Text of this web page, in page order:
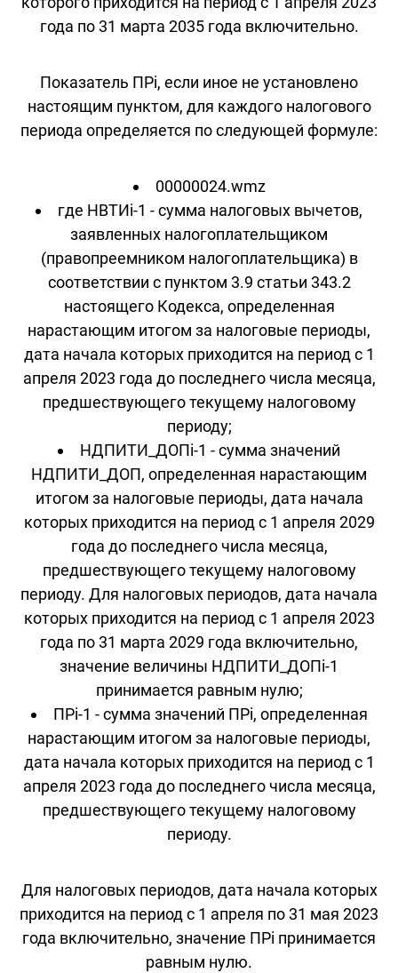
года по 31 марта 2035 года включительно.
Показатель ПРi, если иное не установлено
настоящим пунктом, для каждого налогового
периода определяется по следующей формуле:
00000024.wmz
где НВТИi-1 - сумма налоговых вычетов,
заявленных налогоплательщиком
(правопреемником налогоплательщика) в
соответствии с пунктом 3.9 статьи 343.2
настоящего Кодекса, определенная
нарастающим итогом за налоговые периоды,
дата начала которых приходится на период с 1
апреля 2023 года до последнего числа месяца,
предшествующего текущему налоговому
периоду;
НДПИТИ_ДОПi-1 - сумма значений
НДПИТИ_ДОП, определенная нарастающим
итогом за налоговые периоды, дата начала
которых приходится на период с 1 апреля 2029
года до последнего числа месяца,
предшествующего текущему налоговому
периоду. Для налоговых периодов, дата начала
которых приходится на период с 1 апреля 2023
года по 31 марта 2029 года включительно,
значение величины НДПИТИ_ДОПi-1
принимается равным нулю;
ПРi-1 - сумма значений ПРi, определенная
нарастающим итогом за налоговые периоды,
дата начала которых приходится на период с 1
апреля 2023 года до последнего числа месяца,
предшествующего текущему налоговому
периоду.
Для налоговых периодов, дата начала которых
приходится на период с 1 апреля по 31 мая 2023
года включительно, значение ПРi принимается
равным нулю.